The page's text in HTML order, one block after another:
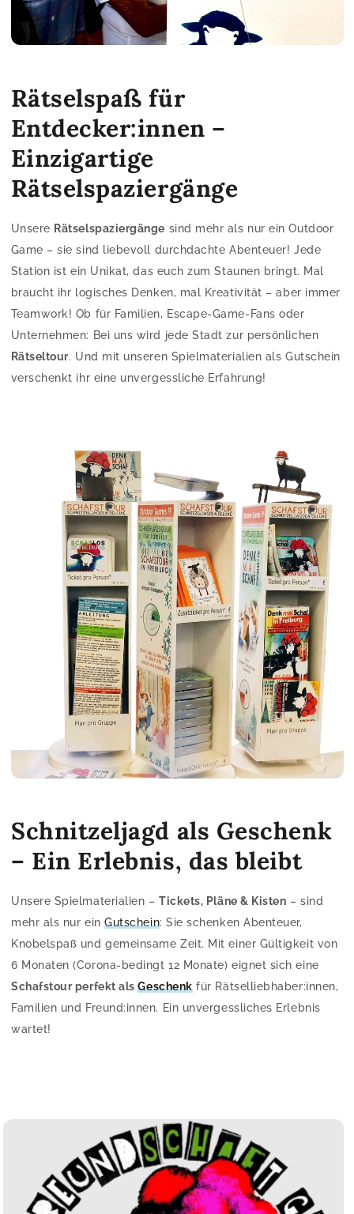
Rätselspaß für
Entdecker:innen –
Einzigartige
Rätselspaziergänge
Unsere Rätselspaziergänge sind mehr als nur ein Outdoor
Game – sie sind liebevoll durchdachte Abenteuer! Jede
Station ist ein Unikat, das euch zum Staunen bringt. Mal
braucht ihr logisches Denken, mal Kreativität – aber immer
Teamwork! Ob für Familien, Escape-Game-Fans oder
Unternehmen: Bei uns wird jede Stadt zur persönlichen
Rätseltour. Und mit unseren Spielmaterialien als Gutschein
verschenkt ihr eine unvergessliche Erfahrung!
Schnitzeljagd als Geschenk
– Ein Erlebnis, das bleibt
Unsere Spielmaterialien – Tickets, Pläne & Kisten– sind
mehr als nur ein Gutschein: Sie schenken Abenteuer,
Knobelspaß und gemeinsame Zeit. Mit einer Gültigkeit von
6 Monaten (Corona-bedingt 12 Monate) eignet sich eine
Schafstour perfekt als Geschenk für Rätselliebhaber:innen,
Familien und Freund:innen. Ein unvergessliches Erlebnis
wartet!